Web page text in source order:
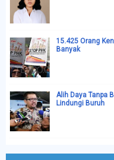
15.425 Orang
Banyak
Alih Daya Tanpa
Lindungi Buruh